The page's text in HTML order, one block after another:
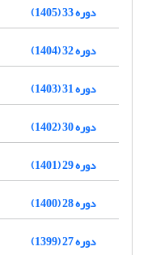
دوره 33 (1405)
دوره 32 (1404)
دوره 31 (1403)
دوره 30 (1402)
دوره 29 (1401)
دوره 28 (1400)
دوره 27 (1399)